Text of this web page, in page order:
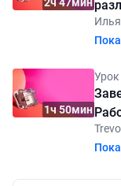
1ч 50мин
Урок